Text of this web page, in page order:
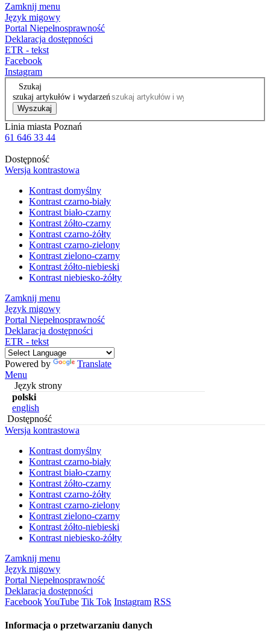
Zamknij menu
Język migowy
Portal Niepełnosprawność
Deklaracja dostępności
ETR - tekst
Facebook
Instagram
Szukaj
szukaj artykułów i wydarzeń
Wyszukaj
Linia miasta Poznań
61 646 33 44
Dostępność
Wersja kontrastowa
Kontrast domyślny
Kontrast czarno-biały
Kontrast biało-czarny
Kontrast żółto-czarny
Kontrast czarno-żółty
Kontrast czarno-zielony
Kontrast zielono-czarny
Kontrast żółto-niebieski
Kontrast niebiesko-żółty
Zamknij menu
Język migowy
Portal Niepełnosprawność
Deklaracja dostępności
ETR - tekst
Powered by
Translate
Menu
Język strony
polski
english
Dostępność
Wersja kontrastowa
Kontrast domyślny
Kontrast czarno-biały
Kontrast biało-czarny
Kontrast żółto-czarny
Kontrast czarno-żółty
Kontrast czarno-zielony
Kontrast zielono-czarny
Kontrast żółto-niebieski
Kontrast niebiesko-żółty
Zamknij menu
Język migowy
Portal Niepełnosprawność
Deklaracja dostępności
FacebookYouTube Tik Tok Instagram RSS
Informacja o przetwarzaniu danych